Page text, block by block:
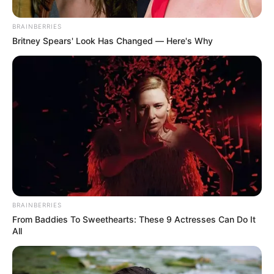
por el Juzgado Dieciséis Penal Municipal con Funciones
de Control de Garantías de Cartagena por los delitos de
homicidio y porte ilegal de armas de fuego.
BRAINBERRIES
Britney Spears' Look Has Changed — Here's Why
BRAINBERRIES
From Baddies To Sweethearts: These 9 Actresses Can Do It
All